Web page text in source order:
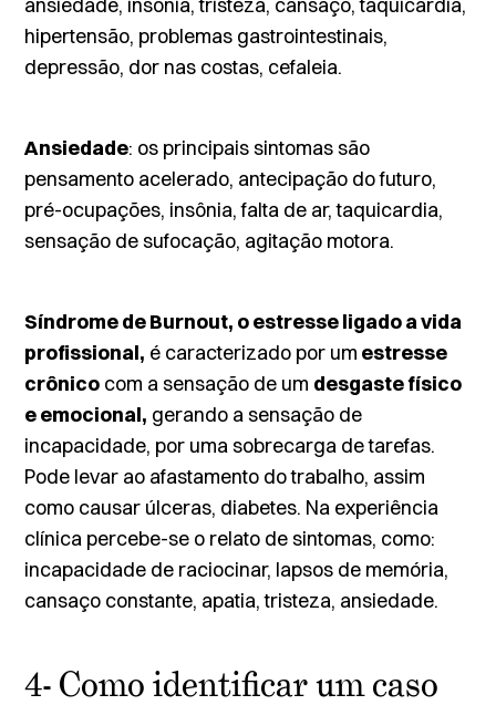
hipertensão, problemas gastrointestinais,
depressão, dor nas costas, cefaleia.
Ansiedade: os principais sintomas são
pensamento acelerado, antecipação do futuro,
pré-ocupações, insônia, falta de ar, taquicardia,
sensação de sufocação, agitação motora.
Síndrome de Burnout, o estresse ligado a vida
profissional, é caracterizado por um estresse
crônico com a sensação de um desgaste físico
e emocional, gerando a sensação de
incapacidade, por uma sobrecarga de tarefas.
Pode levar ao afastamento do trabalho, assim
como causar úlceras, diabetes. Na experiência
clínica percebe-se o relato de sintomas, como:
incapacidade de raciocinar, lapsos de memória,
cansaço constante, apatia, tristeza, ansiedade.
4- Como identificar um caso